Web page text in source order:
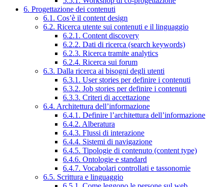
6. Progettazione dei contenuti
6.1. Cos’è il content design
6.2. Ricerca utente sui contenuti e il linguaggio
6.2.1. Content discovery
6.2.2. Dati di ricerca (search keywords)
6.2.3. Ricerca tramite analytics
6.2.4. Ricerca sui forum
6.3. Dalla ricerca ai bisogni degli utenti
6.3.1. User stories per definire i contenuti
6.3.2. Job stories per definire i contenuti
6.3.3. Criteri di accettazione
6.4. Architettura dell’informazione
6.4.1. Definire l’architettura dell’informazione
6.4.2. Alberatura
6.4.3. Flussi di interazione
6.4.4. Sistemi di navigazione
6.4.5. Tipologie di contenuto (content type)
6.4.6. Ontologie e standard
6.4.7. Vocabolari controllati e tassonomie
6.5. Scrittura e linguaggio